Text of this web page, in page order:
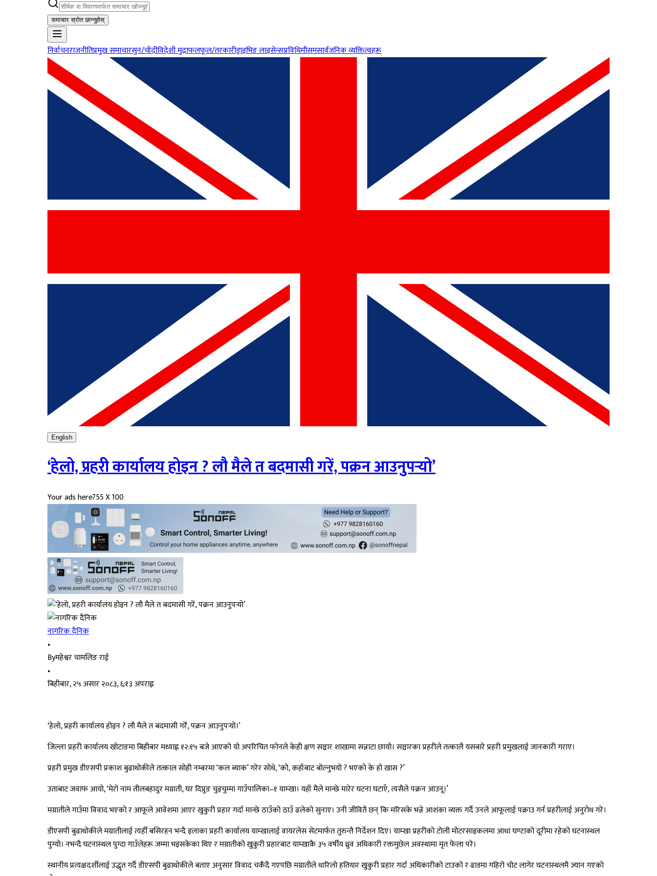
समाचार स्रोत छान्नुहोस्
निर्वाचनराजनीतिप्रमुख समाचारसुन/चाँदीविदेशी मुद्राफलफूल/तरकारीड्राइभिङ लाइसेन्सप्रविधिमौसमसार्वजनिक व्यक्तित्वहरू
English
‘हेलो, प्रहरी कार्यालय होइन ? लौ मैले त बदमासी गरें, पक्रन आउनुपर्‍यो’
Your ads here755 X 100
नागरिक दैनिक
•
Byमहेश्वर चामलिङ राई
•
बिहीबार, २५ असार २०८३, ६:१३ अपराह्न
‘हेलो, प्रहरी कार्यालय होइन ? लौ मैले त बदमासी गरेँ, पक्रन आउनुपर्‍यो।’
जिल्ला प्रहरी कार्यालय खोटाङमा बिहीबार मध्याह्न १२:१५ बजे आएको यो अपरिचित फोनले केही क्षण सञ्चार शाखामा सन्नाटा छायो। सञ्चारका प्रहरीले तत्कालै यसबारे प्रहरी प्रमुखलाई जानकारी गराए।
प्रहरी प्रमुख डीएसपी प्रकाश बुढाथोकीले तत्काल सोही नम्बरमा ‘कल ब्याक’ गरेर सोधे, ‘को, कहाँबाट बोल्नुभयो ? भएको के हो खास ?’
उताबाट जवाफ आयो, ‘मेरो नाम तीलबहादुर मग्राती, घर दिप्रुङ चुइचुम्मा गाउँपालिका–१ याम्खा। यहाँ मैले मान्छे मारेर घटना घटाएँ, त्यसैले पक्रन आउनू।’
मग्रातीले गाउँमा विवाद भएको र आफूले आवेशमा आएर खुकुरी प्रहार गर्दा मान्छे ठाउँको ठाउँ ढलेको सुनाए। उनी जीवितै छन् कि मरिसके भन्ने आशंका व्यक्त गर्दै उनले आफूलाई पक्राउ गर्न प्रहरीलाई अनुरोध गरे।
डीएसपी बुढाथोकीले मग्रातीलाई त्यहीँ बसिरहन भन्दै इलाका प्रहरी कार्यालय याम्खालाई वायरलेस सेटमार्फत तुरुन्तै निर्देशन दिए। याम्खा प्रहरीको टोली मोटरसाइकलमा आधा घण्टाको दूरीमा रहेको घटनास्थल
पुग्यो। नभन्दै घटनास्थल पुग्दा गाउँलेहरू जम्मा भइसकेका थिए र मग्रातीको खुकुरी प्रहारबाट याम्खाकै ३५ वर्षीय ध्रुव अधिकारी रक्तमुछेल अवस्थामा मृत फेला परे।
स्थानीय प्रत्यक्षदर्शीलाई उद्धृत गर्दै डीएसपी बुढाथोकीले बताए अनुसार विवाद चर्कँदै गएपछि मग्रातीले धारिलो हतियार खुकुरी प्रहार गर्दा अधिकारीको टाउको र ढाडमा गहिरो चोट लागेर घटनास्थलमै ज्यान गएको